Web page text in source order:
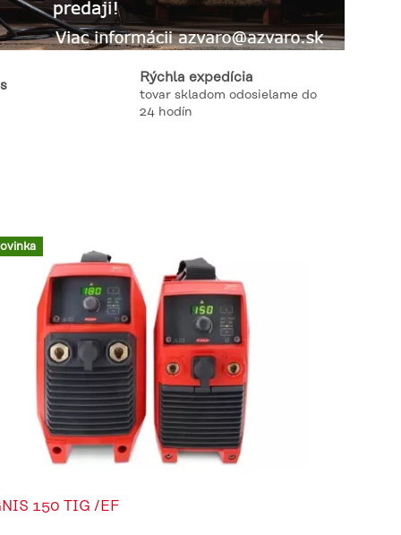
Rýchla expedícia
tovar skladom odosielame do
24 hodín
150 TIG /EF